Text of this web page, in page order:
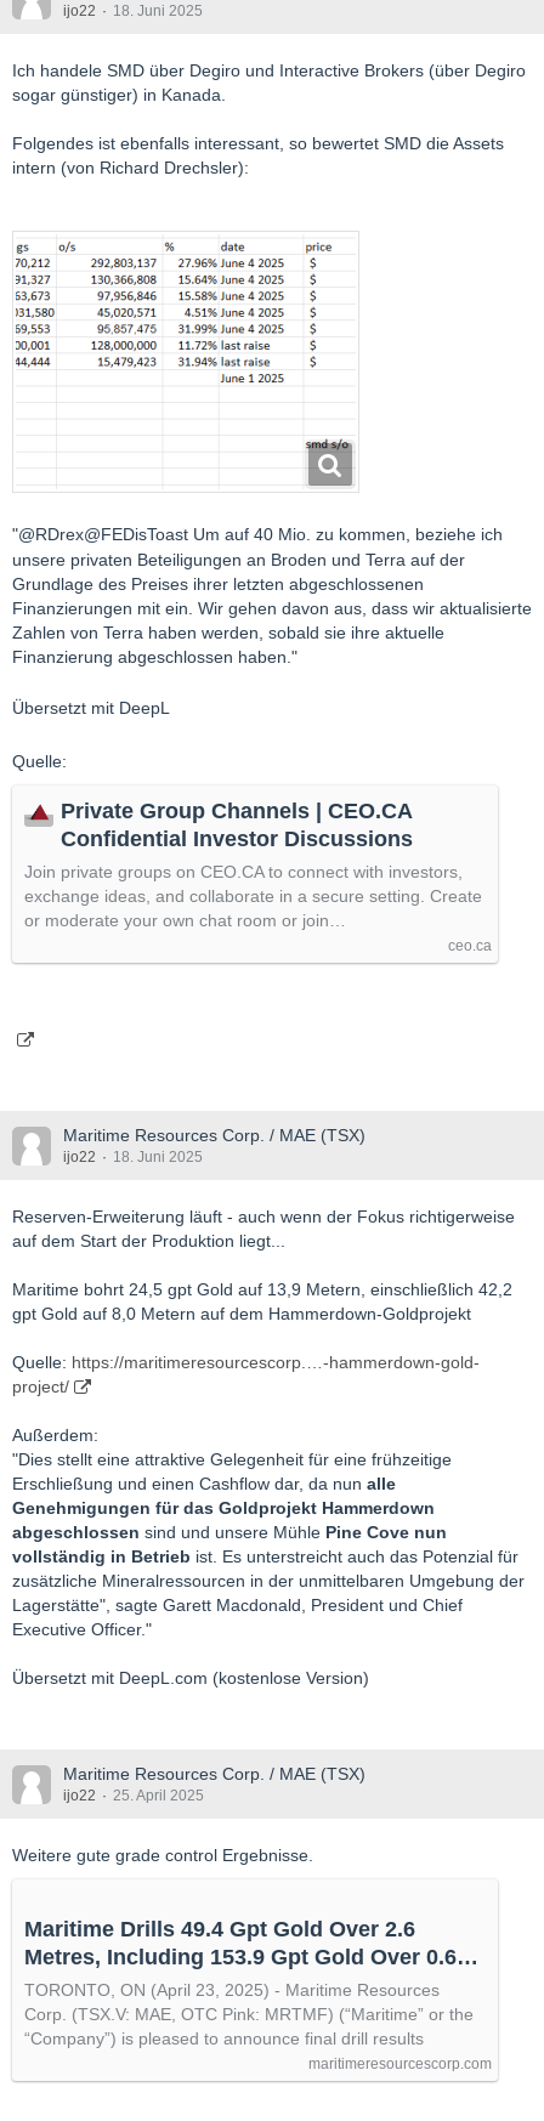
ijo22 18. Juni 2025
Ich handele SMD über Degiro und Interactive Brokers (über Degiro
sogar günstiger) in Kanada.
Folgendes ist ebenfalls interessant, so bewertet SMD die Assets
intern (von Richard Drechsler):
"@RDrex@FEDisToast Um auf 40 Mio. zu kommen, beziehe ich
unsere privaten Beteiligungen an Broden und Terra auf der
Grundlage des Preises ihrer letzten abgeschlossenen
Finanzierungen mit ein. Wir gehen davon aus, dass wir aktualisierte
Zahlen von Terra haben werden, sobald sie ihre aktuelle
Finanzierung abgeschlossen haben."
Übersetzt mit DeepL
Quelle:
Private Group Channels | CEO.CA
Confidential Investor Discussions
Join private groups on CEO.CA to connect with investors,
exchange ideas, and collaborate in a secure setting. Create
or moderate your own chat room or join…
ceo.ca
Maritime Resources Corp. / MAE (TSX)
ijo22 18. Juni 2025
Reserven-Erweiterung läuft - auch wenn der Fokus richtigerweise
auf dem Start der Produktion liegt...
Maritime bohrt 24,5 gpt Gold auf 13,9 Metern, einschließlich 42,2
gpt Gold auf 8,0 Metern auf dem Hammerdown-Goldprojekt
Quelle: https://maritimeresourcescorp.…-hammerdown-gold-
project/
Außerdem:
"Dies stellt eine attraktive Gelegenheit für eine frühzeitige
Erschließung und einen Cashflow dar, da nun alle
Genehmigungen für das Goldprojekt Hammerdown
abgeschlossen sind und unsere Mühle Pine Cove nun
vollständig in Betrieb ist. Es unterstreicht auch das Potenzial für
zusätzliche Mineralressourcen in der unmittelbaren Umgebung der
Lagerstätte", sagte Garett Macdonald, President und Chief
Executive Officer."
Übersetzt mit DeepL.com (kostenlose Version)
Maritime Resources Corp. / MAE (TSX)
ijo22 25. April 2025
Weitere gute grade control Ergebnisse.
Maritime Drills 49.4 Gpt Gold Over 2.6
Metres, Including 153.9 Gpt Gold Over 0.6
Metres at the Hammerdown Gold Project -
Maritime Resources Corp.
TORONTO, ON (April 23, 2025) - Maritime Resources
Corp. (TSX.V: MAE, OTC Pink: MRTMF) (“Maritime” or the
“Company”) is pleased to announce final drill results
maritimeresourcescorp.com